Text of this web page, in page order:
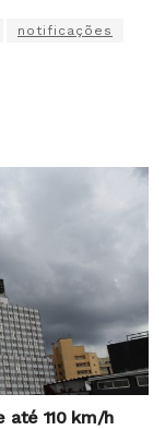
notificações
até 110 km/h